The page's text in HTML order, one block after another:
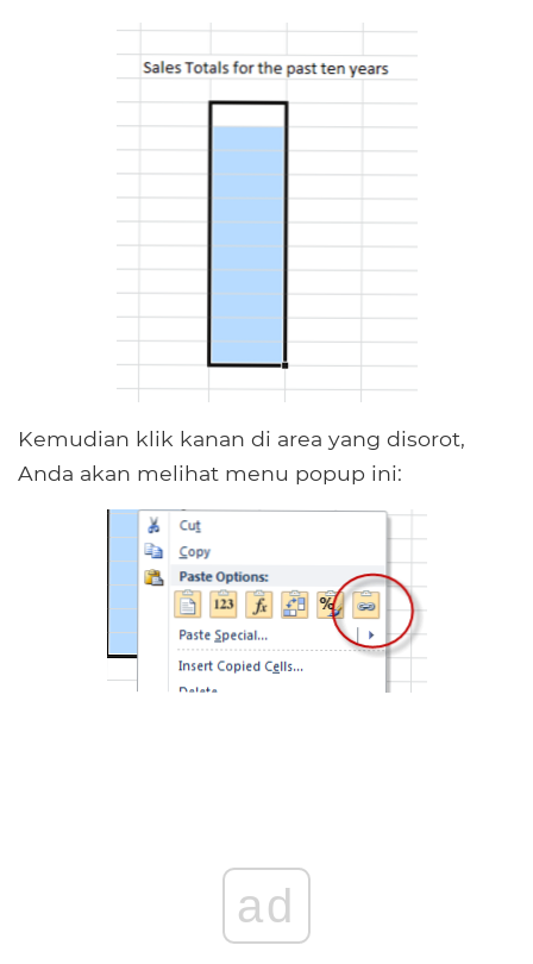
Kemudian klik kanan di area yang disorot,
Anda akan melihat menu popup ini:
ad